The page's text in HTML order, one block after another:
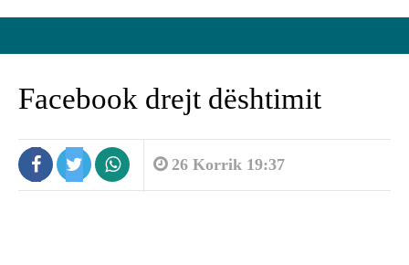
Facebook drejt dështimit
26 Korrik 19:37